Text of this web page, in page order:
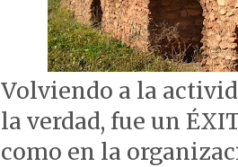
Volviendo a la
la verdad, fue un
como en la